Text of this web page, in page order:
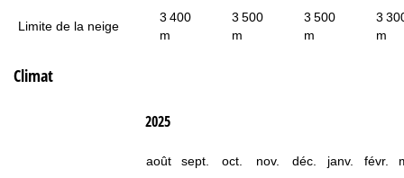
Limite de la neige
3 400
m
3 500
m
3 500
m
3
m
Climat
2025
août sept. oct. nov. déc. janv. févr.